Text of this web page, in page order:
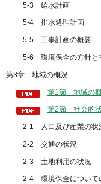
5-3 給水計画
5-4 排水処理計画
5-5 工事計画の概要
5-6 環境保全の方針と
第3章 地域の概況
第1節 地域の概
第2節 社会的状
2-1 人口及び産業の状
2-2 交通の状況
2-3 土地利用の状況
2-4 環境保全について